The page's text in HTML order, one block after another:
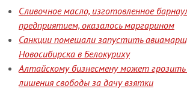
Сливочное масло, изготовленное
предприятием, оказалось маргарином
Санкции помешали запустить
Новосибирска в Белокуриху
Алтайскому бизнесмену может
лишения свободы за дачу взятки